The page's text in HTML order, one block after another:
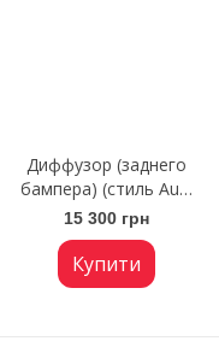
Диффузор (заднего
бампера) (стиль Audi
RS3) на Audi A3 2020-
15 300 грн
Купити